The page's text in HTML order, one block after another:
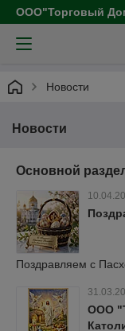
ООО"Торговый
Новости
Новости
Основной
Поздравляем с
ООО